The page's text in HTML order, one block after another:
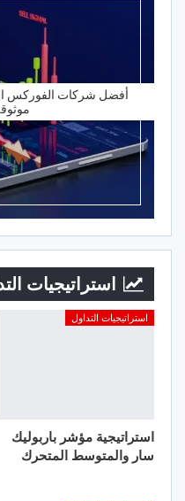
استراتيجيات
استراتيجيات التداول
استراتيجية مؤشر باربوليك
سار والمتوسط المتحرك